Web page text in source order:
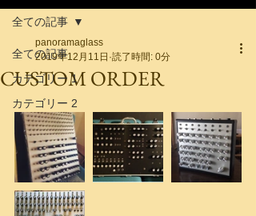
全ての記事
カテゴリー 1
カテゴリー 2
全ての記事
CUSTOM ORDER
panoramaglass
2019年12月11日 読了時間: 0分